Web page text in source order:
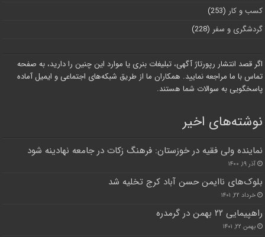
کسب و کار (253)
گردشگری و سفر (228)
اگر قصد انتشار رپورتاژ آگهی، تبلیغات بنری یا موارد این چنین را دارید، به صفحه
تماس با ما مراجعه نمایید. همکاران ما از طریق شبکه‌های اجتماعی و ایمیل آماده
پاسخگویی به سوالات شما هستند.
نوشته‌های اخیر
نماینده ولی فقیه در خوزستان: فرهنگ زکات در جامعه نهادینه شود
آذر ۱۹, ۱۴۰۰
بلوک‌های ناایمن حسن آباد کرج تخلیه شد
خرداد ۲۲, ۱۴۰۱
راهپیمایی ۲۲ بهمن در گرمدره
بهمن ۲۲, ۱۴۰۱